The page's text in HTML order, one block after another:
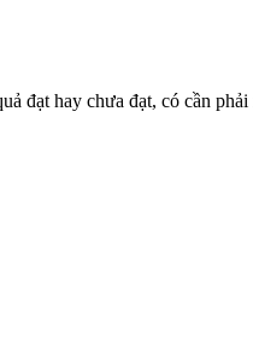
đạt hay chưa đạt, có cần